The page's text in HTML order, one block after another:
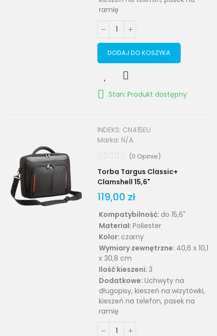
ramię
DODAJ DO KOSZYKA
Stan: Produkt dostępny
INDEKS: CN415EU
Marka: N/A
(0 Opinie)
Torba Targus Classic+
Clamshell 15,6"
119,00 zł
Kompatybilność: do 15,6"
Materiał:Poliester
Kolor: czarny
Wymiary zewnętrzne: 40,6 x 10,1
x 30,8 cm
Ilość kieszeni:3
Dodatkowe:Uchwyty na
długopisy, kieszeń na wizytówki,
kieszeń na telefon, pasek na
ramię